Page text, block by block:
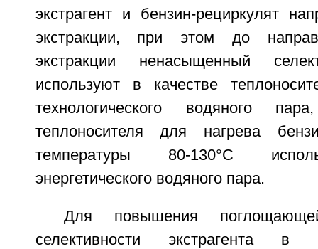
экстрагент и бензин-рециркулят
экстракции, при этом до
экстракции ненасыщенный
используют в качестве
технологического водяного
теплоносителя для нагрева
температуры 80-130°С
энергетического водяного пара.
Для повышения
селективности экстрагента в